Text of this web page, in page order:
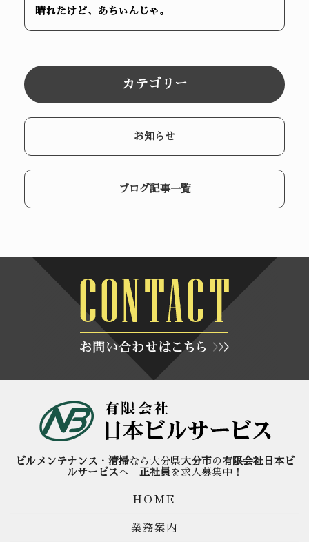
晴れたけど、あちぃんじゃ。
カテゴリー
お知らせ
ブログ記事一覧
ビルメンテナンス ・ 清掃なら大分県大分市の有限会社日本ビ
ルサービスへ｜ 正社員 を求人募集中！
HOME
業務案内